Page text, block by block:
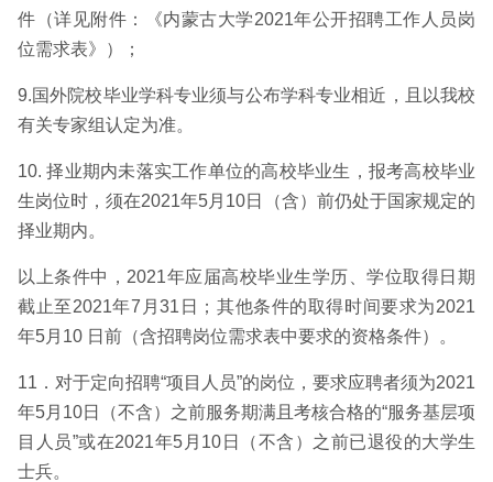
件（详见附件：《内蒙古大学2021年公开招聘工作人员岗
位需求表》）；
9.国外院校毕业学科专业须与公布学科专业相近，且以我校
有关专家组认定为准。
10. 择业期内未落实工作单位的高校毕业生，报考高校毕业
生岗位时，须在2021年5月10日（含）前仍处于国家规定的
择业期内。
以上条件中，2021年应届高校毕业生学历、学位取得日期
截止至2021年7月31日；其他条件的取得时间要求为2021
年5月10 日前（含招聘岗位需求表中要求的资格条件）。
11．对于定向招聘“项目人员”的岗位，要求应聘者须为2021
年5月10日（不含）之前服务期满且考核合格的“服务基层项
目人员”或在2021年5月10日（不含）之前已退役的大学生
士兵。